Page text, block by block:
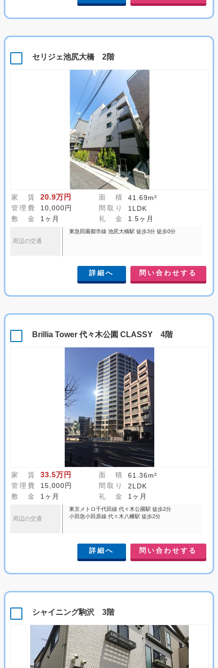
セリジェ池尻大橋 2階
家 賃 20.9万円 面 積
41.69m²
管理費
10,000円 間取り
1LDK
敷 金
1ヶ月 礼 金 1.5ヶ月
周辺の交通
東急田園都市線 池尻大橋駅 徒歩3分 徒歩0分
詳細へ 問い合わせする
Brillia Tower 代々木公園 CLASSY 4階
家 賃 33.5万円 面 積
61.36m²
管理費
15,000円 間取り
2LDK
敷 金
1ヶ月 礼 金 1ヶ月
周辺の交通
東京メトロ千代田線 代々木公園駅 徒歩2分
小田急小田原線 代々木八幡駅 徒歩2分
詳細へ 問い合わせする
シャイニング駒沢 3階